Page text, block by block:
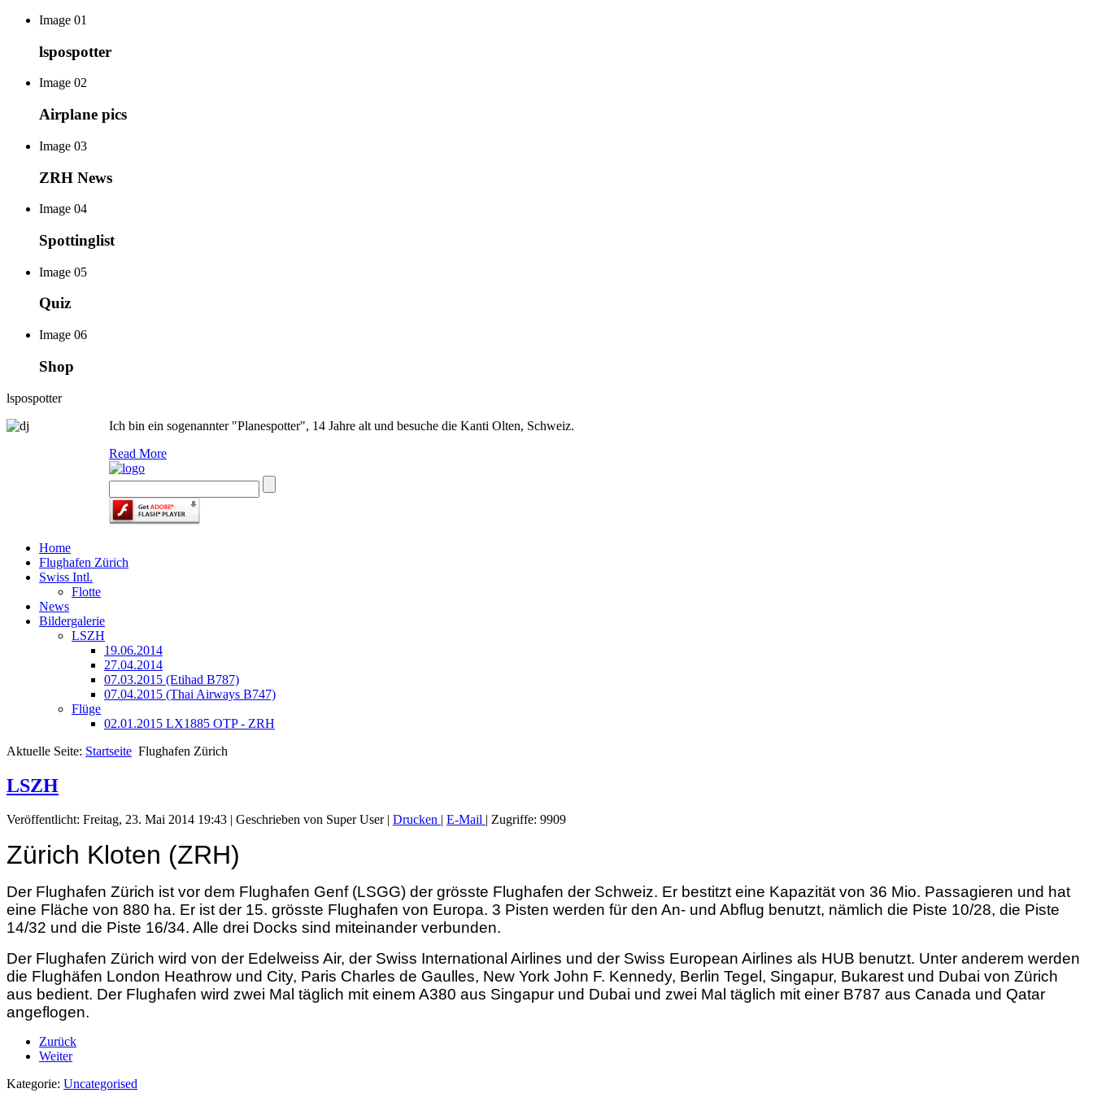
Image 01
lspospotter
Image 02
Airplane pics
Image 03
ZRH News
Image 04
Spottinglist
Image 05
Quiz
Image 06
Shop
lspospotter
Ich bin ein sogenannter "Planespotter", 14 Jahre alt und besuche die Kanti Olten, Schweiz.
Read More
Home
Flughafen Zürich
Swiss Intl.
Flotte
News
Bildergalerie
LSZH
19.06.2014
27.04.2014
07.03.2015 (Etihad B787)
07.04.2015 (Thai Airways B747)
Flüge
02.01.2015 LX1885 OTP - ZRH
Aktuelle Seite: Startseite Flughafen Zürich
LSZH
Veröffentlicht: Freitag, 23. Mai 2014 19:43 | Geschrieben von Super User| Drucken | E-Mail | Zugriffe: 9909
Zürich Kloten (ZRH)
Der Flughafen Zürich ist vor dem Flughafen Genf (LSGG) der grösste Flughafen der Schweiz. Er bestitzt eine Kapazität von 36 Mio. Passagieren und hat
eine Fläche von 880 ha. Er ist der 15. grösste Flughafen von Europa. 3 Pisten werden für den An- und Abflug benutzt, nämlich die Piste 10/28, die Piste
14/32 und die Piste 16/34. Alle drei Docks sind miteinander verbunden.
Der Flughafen Zürich wird von der Edelweiss Air, der Swiss International Airlines und der Swiss European Airlines als HUB benutzt. Unter anderem werden
die Flughäfen London Heathrow und City, Paris Charles de Gaulles, New York John F. Kennedy, Berlin Tegel, Singapur, Bukarest und Dubai von Zürich
aus bedient. Der Flughafen wird zwei Mal täglich mit einem A380 aus Singapur und Dubai und zwei Mal täglich mit einer B787 aus Canada und Qatar
angeflogen.
Zurück
Weiter
Kategorie: Uncategorised